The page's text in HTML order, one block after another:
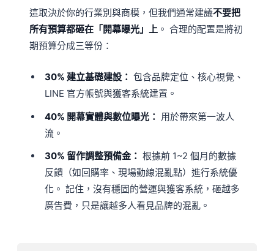
這取決於你的行業別與商模，但我們通常建議不要把
所有預算都砸在「開幕曝光」上 。 合理的配置是將初
期預算分成三等份：
30% 建立基礎建設： 包含品牌定位、核心視覺、
LINE 官方帳號與獲客系統建置。
40% 開幕實體與數位曝光： 用於帶來第一波人
流。
30% 留作調整預備金： 根據前 1~2 個月的數據
反饋（如回購率、現場動線混亂點）進行系統優
化。 記住，沒有穩固的營運與獲客系統，砸越多
廣告費，只是讓越多人看見品牌的混亂。